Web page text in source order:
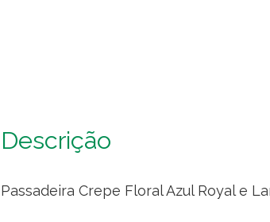
Descrição
Passadeira Crepe Floral Azul Royal e